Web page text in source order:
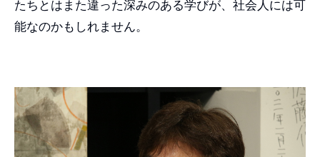
たちとはまた違った深みのある学びが、社会人には可
能なのかもしれません。